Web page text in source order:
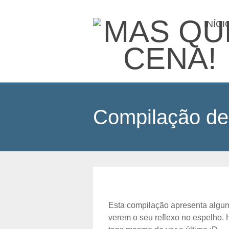
Compilação
Esta compilação apresenta
verem o seu reflexo no espelho.